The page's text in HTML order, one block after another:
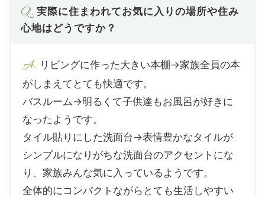
Q. 実際に住まわれてお気に入りの場所や住み
心地はどうですか？
A. リビングに作った大きい本棚→家族全員の本
がしまえてとても快適です。
バスルーム→明るくて子供達もお風呂が好きに
なったようです。
タイル貼りにした洗面台→表情豊かなタイルが
シンプルになりがちな洗面台のアクセントにな
り、家族みんな気に入っているようです。
全体的にコンパクトながらとても生活しやすい